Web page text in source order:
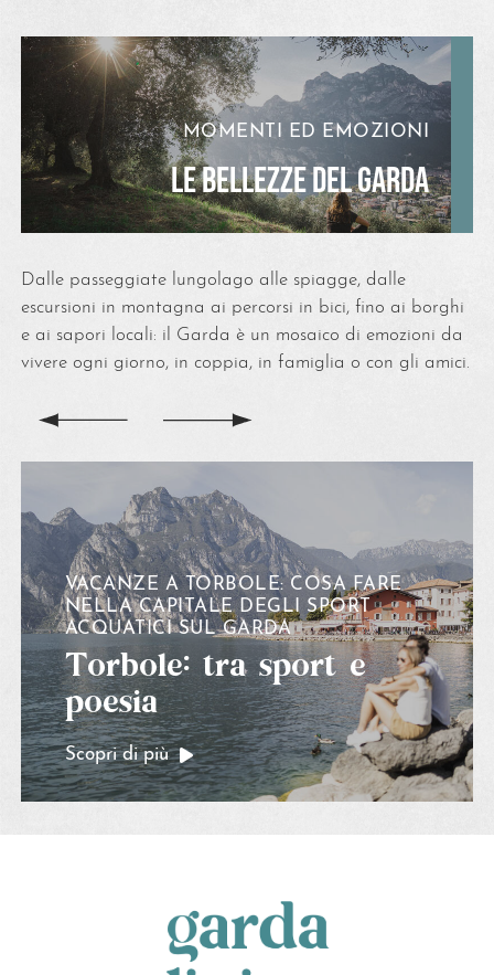
MOMENTI ED EMOZIONI
LE BELLEZZE DEL GARDA
Dalle passeggiate lungolago alle spiagge, dalle
escursioni in montagna ai percorsi in bici, fino ai borghi
e ai sapori locali: il Garda è un mosaico di emozioni da
vivere ogni giorno, in coppia, in famiglia o con gli amici.
VACANZE A TORBOLE: COSA FARE
NELLA CAPITALE DEGLI SPORT
ACQUATICI SUL GARDA
Torbole: tra sport e
poesia
Scopri di più